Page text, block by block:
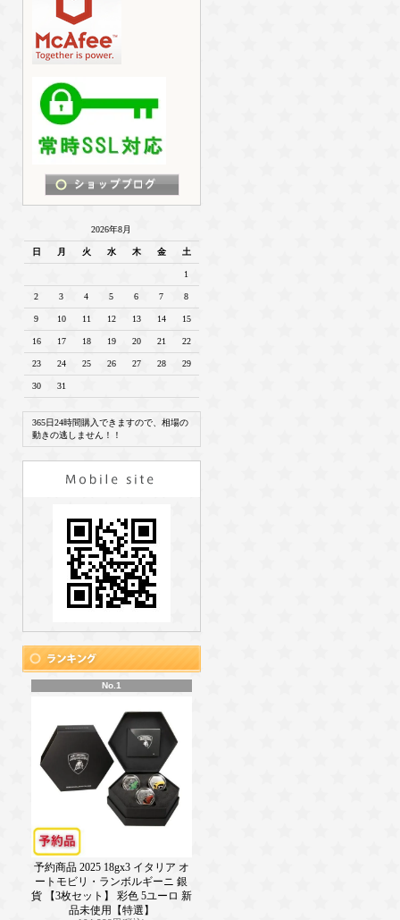
2026年8月
日 月 火 水 木 金 土
1
2 3 4 5 6 7 8
9 10 11 12 13 14 15
16 17 18 19 20 21 22
23 24 25 26 27 28 29
30 31
365日24時間購入できますので、相場の
動きの逃しません！！
No.1
予約商品 2025 18gx3 イタリア オ
ートモビリ・ランボルギーニ 銀
貨 【3枚セット】 彩色 5ユーロ 新
品未使用【特選】